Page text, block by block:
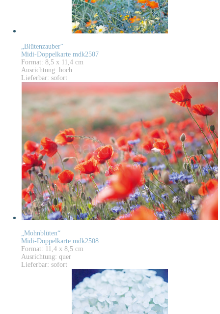
„Blütenzauber“
Midi-Doppelkarte mdk2507
Format: 8,5 x 11,4 cm
Ausrichtung: hoch
Lieferbar: sofort
„Mohnblüten“
Midi-Doppelkarte mdk2508
Format: 11,4 x 8,5 cm
Ausrichtung: quer
Lieferbar: sofort